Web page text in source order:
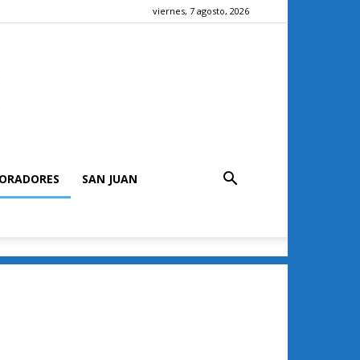
viernes, 7 agosto, 2026
SAN JUAN